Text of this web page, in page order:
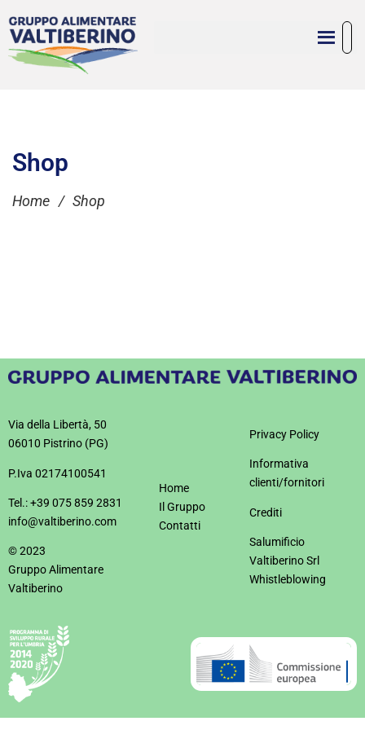
Shop
Home / Shop
Via della Libertà, 50
06010 Pistrino (PG)
P.Iva 02174100541
Tel.: +39 075 859 2831
info@valtiberino.com
© 2023
Gruppo Alimentare
Valtiberino
Home
Il Gruppo
Contatti
Privacy Policy
Informativa
clienti/fornitori
Crediti
Salumificio
Valtiberino Srl
Whistleblowing